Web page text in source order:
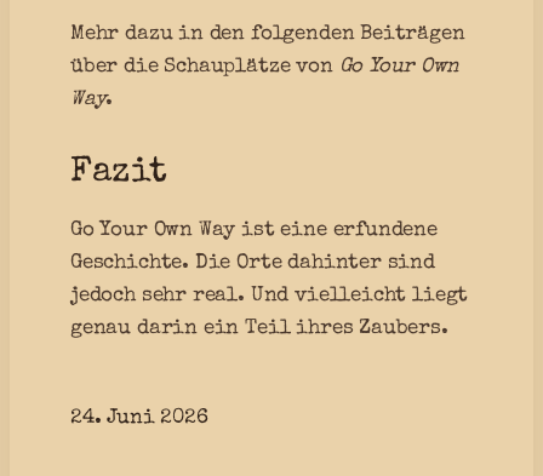
Mehr dazu in den folgenden Beiträgen
über die Schauplätze von Go Your Own
Way.
Fazit
Go Your Own Way ist eine erfundene
Geschichte. Die Orte dahinter sind
jedoch sehr real. Und vielleicht liegt
genau darin ein Teil ihres Zaubers.
24. Juni 2026